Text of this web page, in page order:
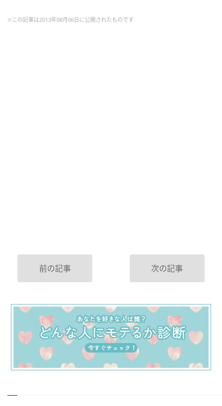
※この記事は2013年08月06日に公開されたものです
前の記事 次の記事